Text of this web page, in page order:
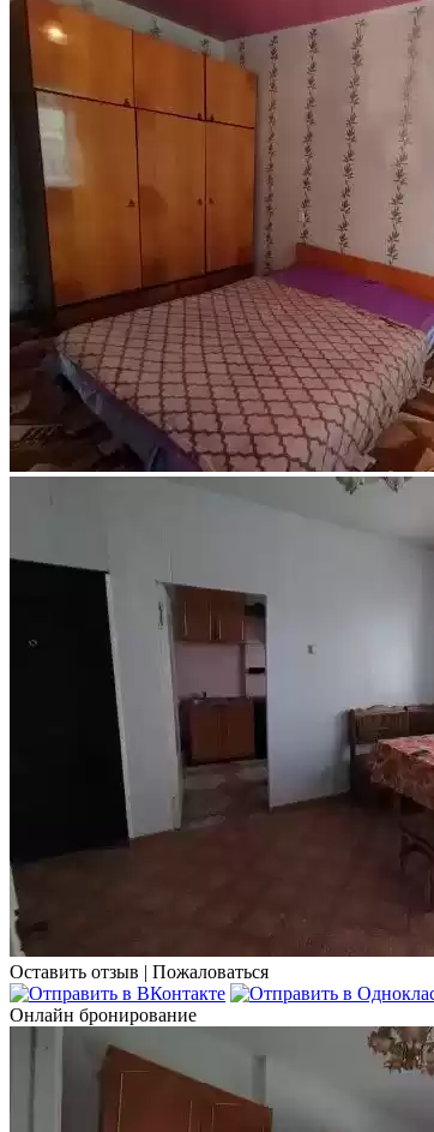
Оставить отзыв | Пожаловаться
Онлайн бронирование